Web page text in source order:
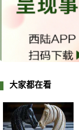
大家都在看